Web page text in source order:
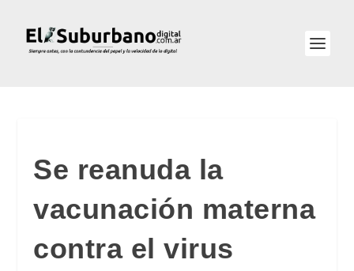
Se reanuda la
vacunación materna
contra el virus